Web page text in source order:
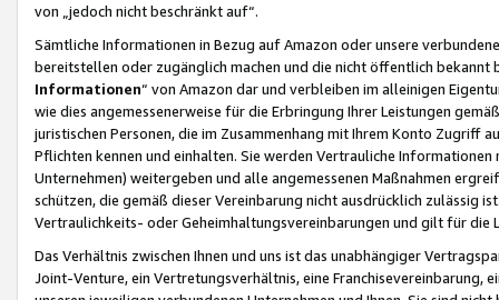
von „jedoch nicht beschränkt auf“.
Sämtliche Informationen in Bezug auf Amazon oder unsere
bereitstellen oder zugänglich machen und die nicht öffentlich
Informationen“ von Amazon dar und verbleiben im alleinigen
wie dies angemessenerweise für die Erbringung Ihrer Leistungen
juristischen Personen, die im Zusammenhang mit Ihrem Konto
Pflichten kennen und einhalten. Sie werden Vertrauliche
Unternehmen) weitergeben und alle angemessenen Maßnahmen
schützen, die gemäß dieser Vereinbarung nicht ausdrücklich zulässig
Vertraulichkeits- oder Geheimhaltungsvereinbarungen und gilt für die
Das Verhältnis zwischen Ihnen und uns ist das unabhängiger
Joint-Venture, ein Vertretungsverhältnis, eine Franchisevereinbarung,